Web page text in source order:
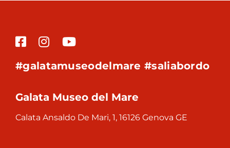
#galatamuseodelmare #saliabordo
Galata Museo del Mare
Calata Ansaldo De Mari, 1, 16126 Genova GE